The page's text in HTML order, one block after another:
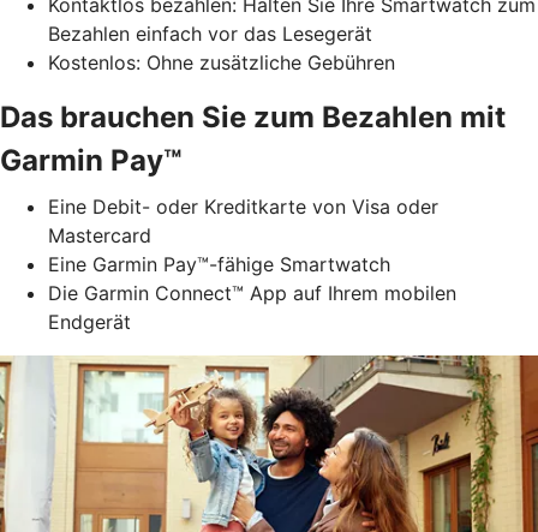
Bezahlen einfach vor das Lesegerät
Kostenlos: Ohne zusätzliche Gebühren
Das brauchen Sie zum Bezahlen mit
Garmin Pay™
Eine Debit- oder Kreditkarte von Visa oder
Mastercard
Eine Garmin Pay™-fähige Smartwatch
Die Garmin Connect™ App auf Ihrem mobilen
Endgerät